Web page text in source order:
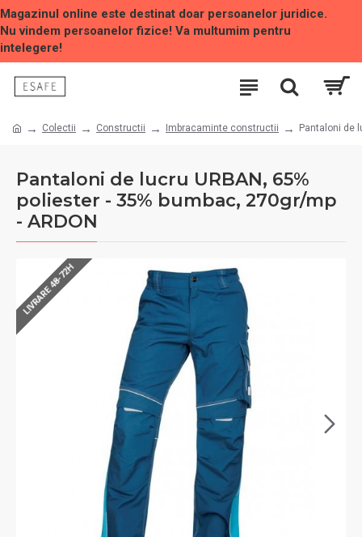
Magazinul online este destinat doar persoanelor juridice.
Nu vindem persoanelor fizice! Va multumim pentru
intelegere!
Colectii Constructii Imbracaminte constructii Pantaloni de
Pantaloni de lucru URBAN, 65%
poliester - 35% bumbac, 270gr/mp
- ARDON
LIVRARE 48-72H